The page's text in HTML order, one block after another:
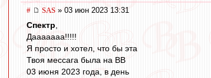
# SAS » 03 июн 2023 13:31
Спектр,
Дааааааа!!!!!
Я просто и хотел, что бы эта
Твоя мессага была на ВВ
03 июня 2023 года, в день